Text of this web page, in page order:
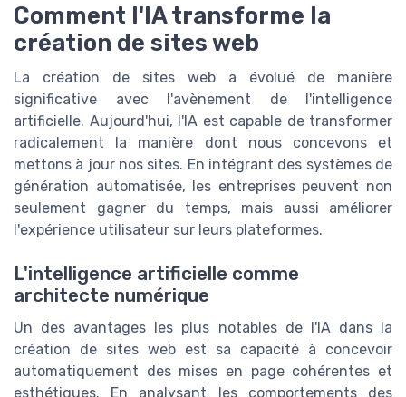
Comment l'IA transforme la
création de sites web
La création de sites web a évolué de manière
significative avec l'avènement de l'intelligence
artificielle. Aujourd'hui, l'IA est capable de transformer
radicalement la manière dont nous concevons et
mettons à jour nos sites. En intégrant des systèmes de
génération automatisée, les entreprises peuvent non
seulement gagner du temps, mais aussi améliorer
l'expérience utilisateur sur leurs plateformes.
L'intelligence artificielle comme
architecte numérique
Un des avantages les plus notables de l'IA dans la
création de sites web est sa capacité à concevoir
automatiquement des mises en page cohérentes et
esthétiques. En analysant les comportements des